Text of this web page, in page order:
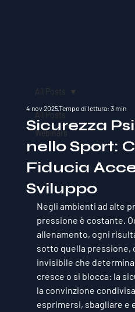
All Posts
Webinars
All Posts
Sicurezza
nello Sport:
Fiducia
Sviluppo
4 nov 2025Tempo di lettura: 3 min
Negli ambienti ad alte
pressione è costante.
allenamento, ogni
sotto quella pressione,
invisibile che
cresce o si blocca: la
la convinzione
esprimersi, sbagliare e